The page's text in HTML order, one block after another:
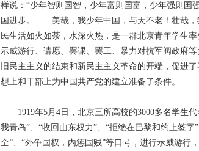
样说：“少年智则国智，少年富则国富，少年强则国
国进步。……美哉，我少年中国，与天不老！壮哉
民生活如火如荼，水深火热，是一群北京青年学生
示威游行、请愿、罢课、罢工、暴力对抗军阀政府
旧民主主义的结束和新民主主义革命的开端，促进
想上和干部上为中国共产党的建立准备了条件。
1919年5月4日，北京三所高校的3000多名学生代
我青岛”、“收回山东权力”、“拒绝在巴黎和约上签
全”、“外争国权，内惩国贼”等口号，进行示威游行